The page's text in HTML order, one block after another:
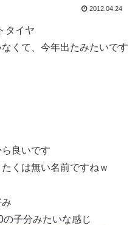
2012.04.24
タイヤ
くて、今年出たみたいです
良いです
くは無い名前ですねｗ
子分みたいな感じ